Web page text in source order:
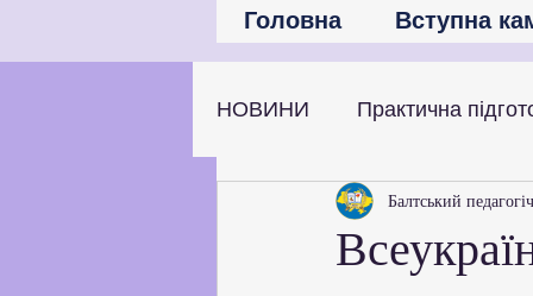
Головна Вступна
НОВИНИ Практична
Наукова та дослідницька
Балтський